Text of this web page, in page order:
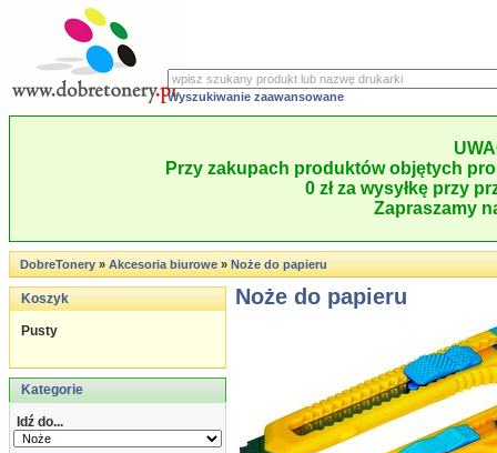
Wyszukiwanie zaawansowane
Przy zakupach produktów objętych
0 zł za wysyłkę przy
Zapraszamy
DobreTonery»Akcesoria biurowe»Noże do papieru
Koszyk
Pusty
Kategorie
Idź do...
Noże do papieru